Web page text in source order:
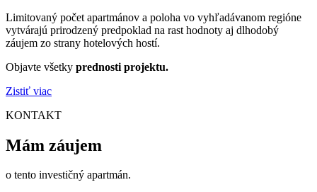
Limitovaný počet apartmánov a poloha vo vyhľadávanom regióne
vytvárajú prirodzený predpoklad na rast hodnoty aj dlhodobý
záujem zo strany hotelových hostí.
Objavte všetky prednosti projektu.
Zistiť viac
KONTAKT
Mám záujem
o tento investičný apartmán.